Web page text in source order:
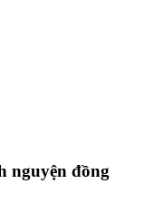
nguyện đồng